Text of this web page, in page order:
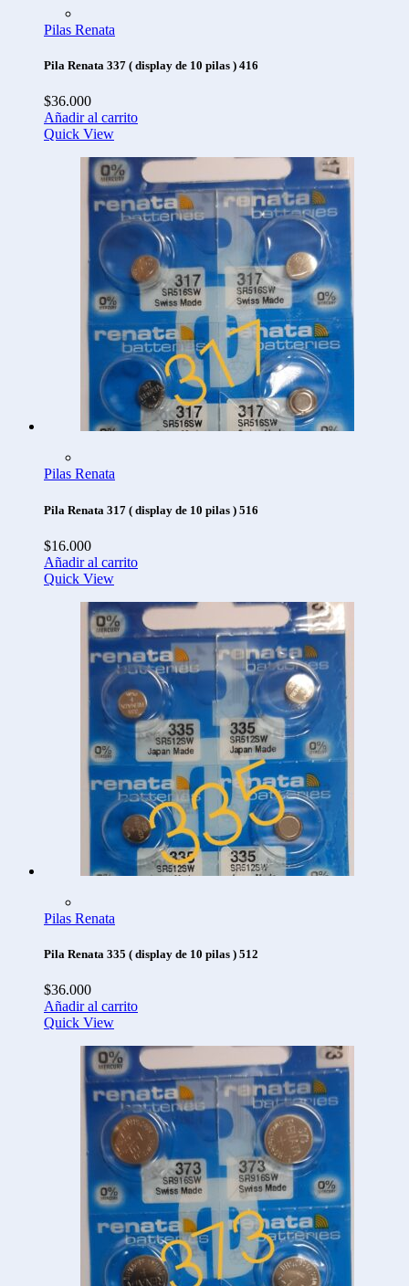
Pilas Renata
Pila Renata 337 ( display de 10 pilas ) 416
$36.000
Añadir al carrito
Quick View
Pilas Renata
Pila Renata 317 ( display de 10 pilas ) 516
$16.000
Añadir al carrito
Quick View
Pilas Renata
Pila Renata 335 ( display de 10 pilas ) 512
$36.000
Añadir al carrito
Quick View